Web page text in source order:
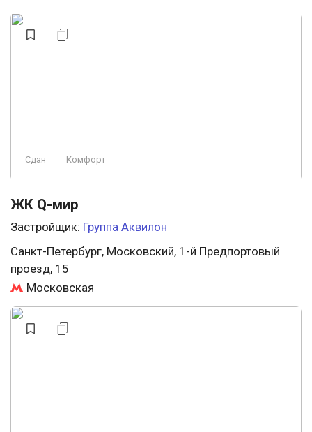
Сдан Комфорт
ЖК Q-мир
Застройщик: Группа Аквилон
Санкт-Петербург, Московский, 1-й Предпортовый
проезд, 15
Московская